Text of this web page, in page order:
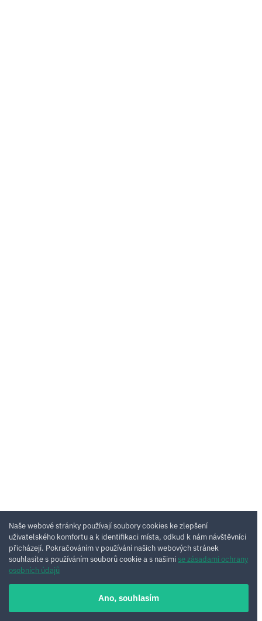
Naše webové stránky používají soubory cookies ke zlepšení
uživatelského komfortu a k identifikaci místa, odkud k nám návštěvníci
přicházejí. Pokračováním v používání našich webových stránek
souhlasíte s používáním souborů cookie a s našimi se zásadami ochrany
osobních údajů
Ano, souhlasím